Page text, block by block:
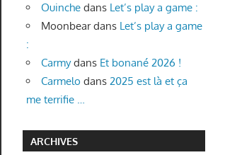
Ouinchedans Let’s play a game :
Moonbeardans Let’s play a game
:
Carmydans Et bonané 2026 !
Carmelo dans 2025 est là et ça
me terrifie …
ARCHIVES